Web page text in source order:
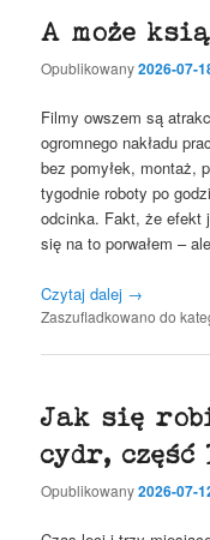
A może
Opublikowany2026-07-
Filmy owszem są
ogromnego nakładu
bez pomyłek, montaż,
tygodnie roboty po
odcinka. Fakt, że efekt
się na to porwałem –
Czytaj dalej →
Zaszufladkowano do
Jak się
cydr, część
Opublikowany2026-07-